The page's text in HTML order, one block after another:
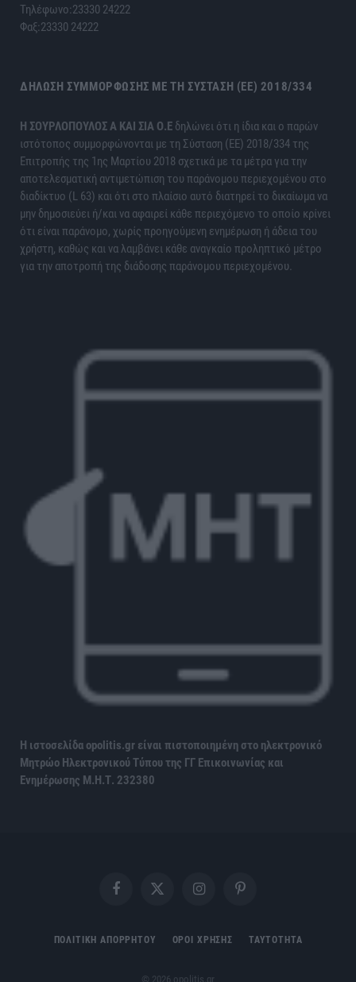
Τηλέφωνο:23330 24222
Φαξ:23330 24222
ΔΉΛΩΣΗ ΣΥΜΜΌΡΦΩΣΗΣ ΜΕ ΤΗ ΣΎΣΤΑΣΗ (ΕΕ) 2018/334
H ΣΟΥΡΛΟΠΟΥΛΟΣ Α ΚΑΙ ΣΙΑ Ο.Ε δηλώνει ότι η ίδια και ο παρών
ιστότοπος συμμορφώνονται με τη Σύσταση (ΕΕ) 2018/334 της
Επιτροπής της 1ης Μαρτίου 2018 σχετικά με τα μέτρα για την
αποτελεσματική αντιμετώπιση του παράνομου περιεχομένου στο
διαδίκτυο (L 63) και ότι στο πλαίσιο αυτό διατηρεί το δικαίωμα να
μην δημοσιεύει ή/και να αφαιρεί κάθε περιεχόμενο το οποίο κρίνει
ότι είναι παράνομο, χωρίς προηγούμενη ενημέρωση ή άδεια του
χρήστη, καθώς και να λαμβάνει κάθε αναγκαίο προληπτικό μέτρο
για την αποτροπή της διάδοσης παράνομου περιεχομένου.
Η ιστοσελίδα opolitis.gr είναι πιστοποιημένη στο ηλεκτρονικό
Μητρώο Ηλεκτρονικού Τύπου της ΓΓ Επικοινωνίας και
Ενημέρωσης Μ.Η.Τ. 232380
FacebookX
InstagramPinterest
ΠΟΛΙΤΙΚΗ ΑΠΟΡΡΗΤΟΥ ΟΡΟΙ ΧΡΗΣΗΣ ΤΑΥΤΟΤΗΤΑ
© 2026 opolitis.gr